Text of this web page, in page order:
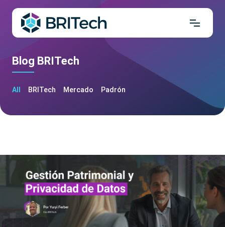
Blog BRITech
All BRITech Mercado Padrón